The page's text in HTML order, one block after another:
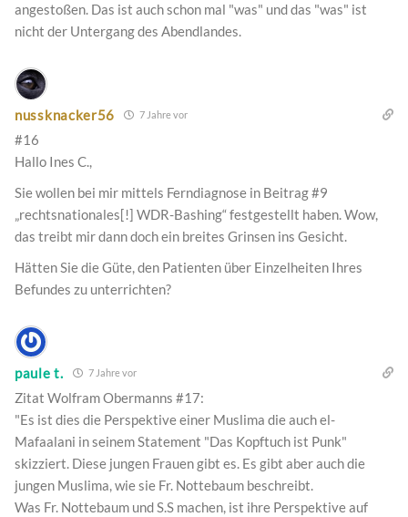
angestoßen. Das ist auch schon mal "was" und das "was" ist
nicht der Untergang des Abendlandes.
nussknacker56 7 Jahre vor
#16
Hallo Ines C.,
Sie wollen bei mir mittels Ferndiagnose in Beitrag #9
„rechtsnationales[!] WDR-Bashing“ festgestellt haben. Wow,
das treibt mir dann doch ein breites Grinsen ins Gesicht.
Hätten Sie die Güte, den Patienten über Einzelheiten Ihres
Befundes zu unterrichten?
paule t. 7 Jahre vor
Zitat Wolfram Obermanns #17:
"Es ist dies die Perspektive einer Muslima die auch el-
Mafaalani in seinem Statement "Das Kopftuch ist Punk"
skizziert. Diese jungen Frauen gibt es. Es gibt aber auch die
jungen Muslima, wie sie Fr. Nottebaum beschreibt.
Was Fr. Nottebaum und S.S machen, ist ihre Perspektive auf